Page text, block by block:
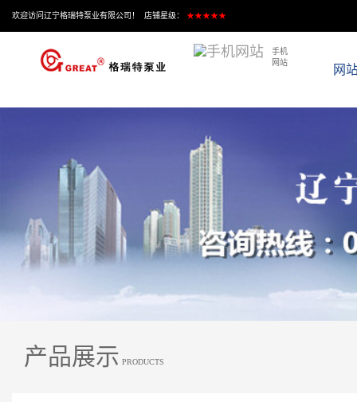
欢迎访问辽宁格瑞特泵业有限公司！ 店铺星级： ★★★★★
手机
网站
网
产品展示 PRODUCTS